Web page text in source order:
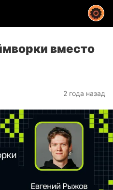
вместо
2 года назад